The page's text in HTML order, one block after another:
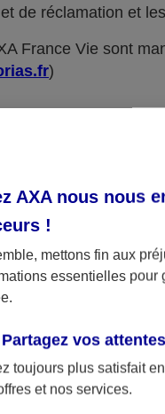
de réclamation et
France Vie sont
)
430,40 €,
854,68 €
Sardou
AXA nous nous
!
mettons fin aux
essentielles pour
Partagez vos attentes
toujours plus satisfait
et nos services.